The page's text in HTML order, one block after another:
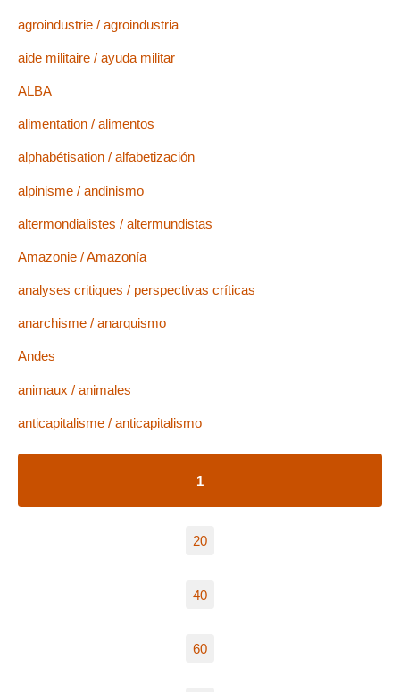
agroindustrie / agroindustria
aide militaire / ayuda militar
ALBA
alimentation / alimentos
alphabétisation / alfabetización
alpinisme / andinismo
altermondialistes / altermundistas
Amazonie / Amazonía
analyses critiques / perspectivas críticas
anarchisme / anarquismo
Andes
animaux / animales
anticapitalisme / anticapitalismo
1
20
40
60